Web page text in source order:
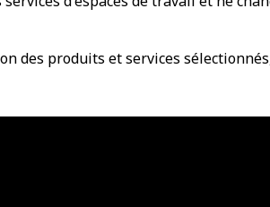
des produits et services